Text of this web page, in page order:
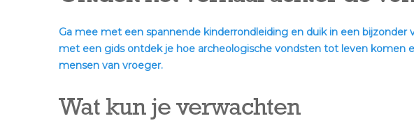
Ga mee met een spannende kinderrondleiding en duik in een bijzonder
met een gids ontdek je hoe archeologische vondsten tot leven komen
mensen van vroeger.
Wat kun je verwachten